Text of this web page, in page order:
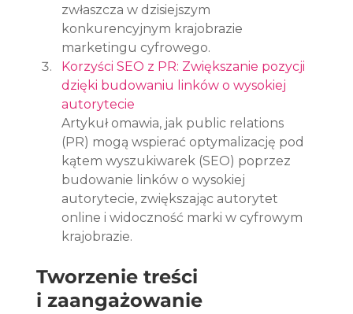
zwłaszcza w dzisiejszym
konkurencyjnym krajobrazie
marketingu cyfrowego.
Korzyści SEO z PR: Zwiększanie pozycji
dzięki budowaniu linków o wysokiej
autorytecie
Artykuł omawia, jak public relations
(PR) mogą wspierać optymalizację pod
kątem wyszukiwarek (SEO) poprzez
budowanie linków o wysokiej
autorytecie, zwiększając autorytet
online i widoczność marki w cyfrowym
krajobrazie.
Tworzenie treści
i zaangażowanie